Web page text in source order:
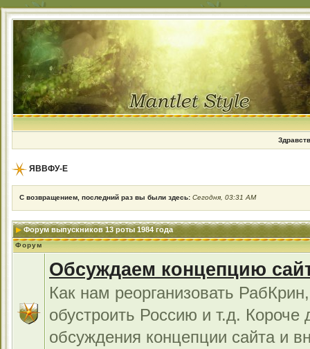
ЯВВФУ-Е
С возвращением, последний раз вы были здесь: Сегодня, 03:31 AM
Форум выпускников 13 роты 1984 года
Форум
Обсуждаем концепцию
Как нам реорганизовать
обустроить Россию и т.д. Короче
обсуждения концепции сайта и